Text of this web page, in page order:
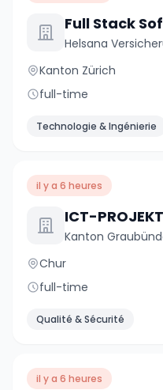
Helsana
Kanton Zürich
full-time
Technologie & Ingénierie
il y a 6 heures
ICT-
Kanton
Chur
full-time
Qualité & Sécurité
il y a 6 heures